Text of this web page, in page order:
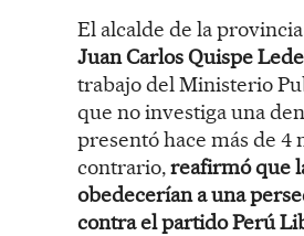
El alcalde de la
Juan Carlos Quispe
trabajo del Ministerio
que no investiga una
presentó hace más de 4
contrario,reafirmó que
obedecerían a una
contra el partido Perú